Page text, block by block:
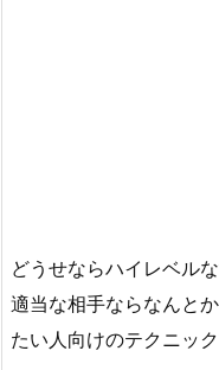
どうせならハイレベル
適当な相手ならなんと
たい人向けのテクニッ